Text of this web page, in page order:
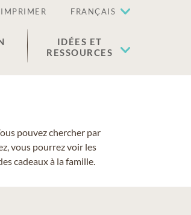
IMPRIMER FRANÇAIS
IDÉES ET
RESSOURCES
pouvez chercher par
vous pourrez voir les
cadeaux à la famille.